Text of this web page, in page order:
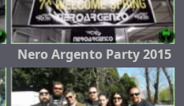
Nero Argento Party 2015